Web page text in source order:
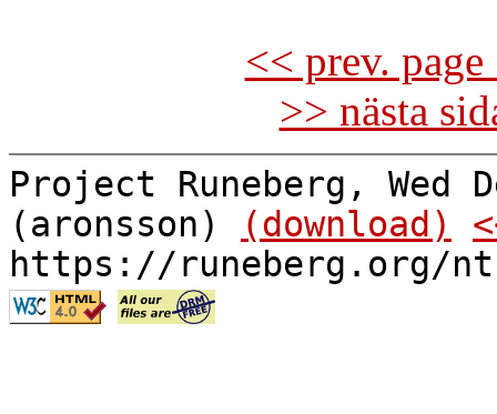
<< prev.
>> nästa
Project Runeberg, Wed
(aronsson)
(download)
https://runeberg.org/